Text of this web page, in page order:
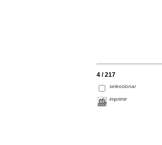
4 / 217
seleccionar
imprimir